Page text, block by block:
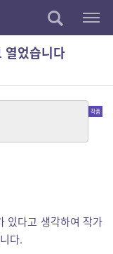
열었습니다
있다고 생각하여 작가
다.